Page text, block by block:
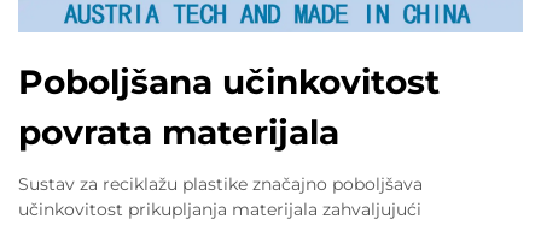
Poboljšana učinkovitost
povrata materijala
Sustav za reciklažu plastike značajno poboljšava
učinkovitost prikupljanja materijala zahvaljujući